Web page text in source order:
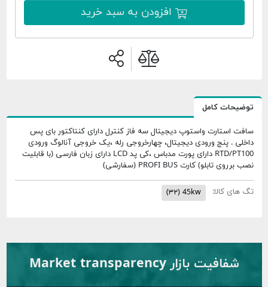
افزودن به سبد خرید
توضیحات کامل
سافت استارت واستوپ دیجیتال سه فاز کنترل دارای کنتاکتور بای پس
داخلی . پنج ورودی دیجیتال، چهارخروجی رله ،یک خروجی آنالوگ ورودی
RTD/PT100 دارای پورت مدباس ،کی پد LCD دارای زبان فارسی (با قابلیت
نصب برروی تابلو) کارت PROFI BUS (سفارشی)
تگ های کالا: 45kw (۳۲)
شفافیت بازار Market transparency